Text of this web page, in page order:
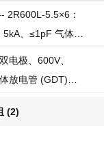
2R600L-5.5×6：
、≤1pF 气体放
电极、600V、
放电管 (GDT)，
(2)